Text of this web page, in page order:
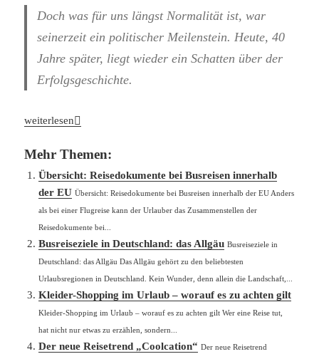
Doch was für uns längst Normalität ist, war
seinerzeit ein politischer Meilenstein. Heute, 40
Jahre später, liegt wieder ein Schatten über der
Erfolgsgeschichte.
Stichwort Reisefreiheit: 4 Jahrzehnte Schengen-Abkommen
weiterlesen
Mehr Themen:
Übersicht: Reisedokumente bei Busreisen innerhalb
der EU Übersicht: Reisedokumente bei Busreisen innerhalb der EU Anders
als bei einer Flugreise kann der Urlauber das Zusammenstellen der
Reisedokumente bei...
Busreiseziele in Deutschland: das Allgäu Busreiseziele in
Deutschland: das Allgäu Das Allgäu gehört zu den beliebtesten
Urlaubsregionen in Deutschland. Kein Wunder, denn allein die Landschaft,...
Kleider-Shopping im Urlaub – worauf es zu achten gilt
Kleider-Shopping im Urlaub – worauf es zu achten gilt Wer eine Reise tut,
hat nicht nur etwas zu erzählen, sondern...
Der neue Reisetrend „Coolcation“ Der neue Reisetrend